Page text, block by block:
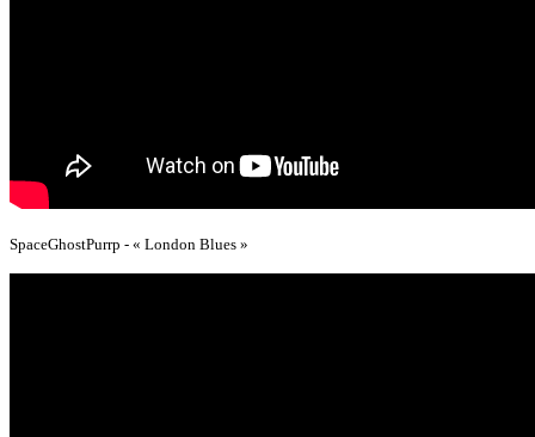
SpaceGhostPurrp - « London Blues »